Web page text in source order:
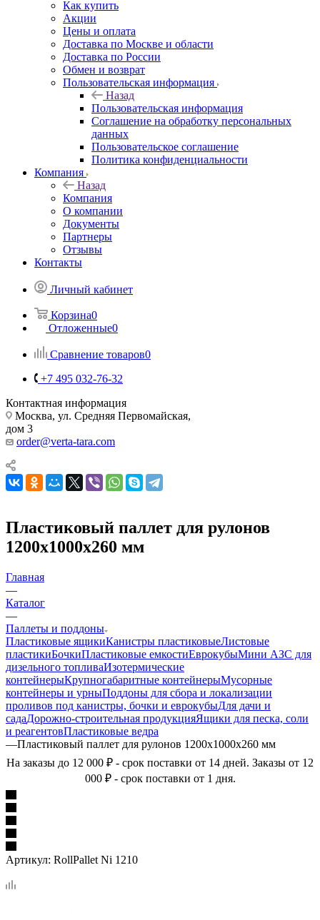
Как купить
Акции
Цены и оплата
Доставка по Москве и области
Доставка по России
Обмен и возврат
Пользовательская информация
Назад
Пользовательская информация
Соглашение на обработку персональных
данных
Пользовательское соглашение
Политика конфиденциальности
Компания
Назад
Компания
О компании
Документы
Партнеры
Отзывы
Контакты
Личный кабинет
Корзина0
Отложенные0
Сравнение товаров0
+7 495 032-76-32
Контактная информация
Москва, ул. Средняя Первомайская,
дом 3
order@verta-tara.com
Пластиковый паллет для рулонов
1200х1000х260 мм
Главная
—
Каталог
—
Паллеты и поддоны
Пластиковые ящикиКанистры пластиковыеЛистовые
пластикиБочкиПластиковые емкостиЕврокубыМини АЗС для
дизельного топливаИзотермические
контейнерыКрупногабаритные контейнерыМусорные
контейнеры и урныПоддоны для сбора и локализации
проливов под канистры, бочки и еврокубыДля дачи и
садаДорожно-строительная продукцияЯщики для песка, соли
и реагентовПластиковые ведра
—Пластиковый паллет для рулонов 1200х1000х260 мм
На заказы до 12 000 ₽ - срок поставки от 14 дней. Заказы от 12
000 ₽ - срок поставки от 1 дня.
Артикул: RollPallet Ni 1210